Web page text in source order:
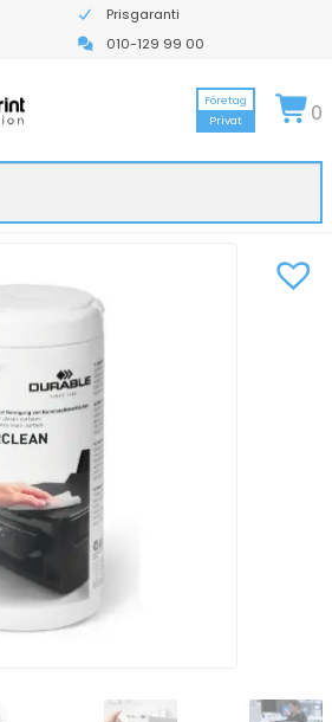
Prisgaranti
010-129 99 00
Företag
Privat
0